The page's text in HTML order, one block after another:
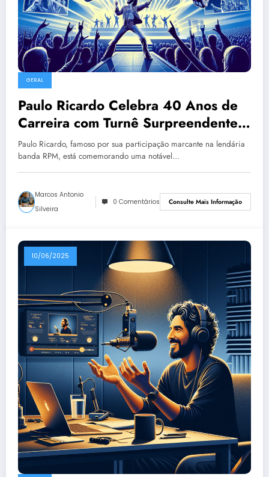
GERAL
Paulo Ricardo Celebra 40 Anos de
Carreira com Turnê Surpreendente e
Oportunidade Única que o Fez
Cantor
Paulo Ricardo, famoso por sua participação marcante na lendária
banda RPM, está comemorando uma notável…
Marcos Antonio
Silveira
0 Comentários Consulte Mais Informação
10/06/2025